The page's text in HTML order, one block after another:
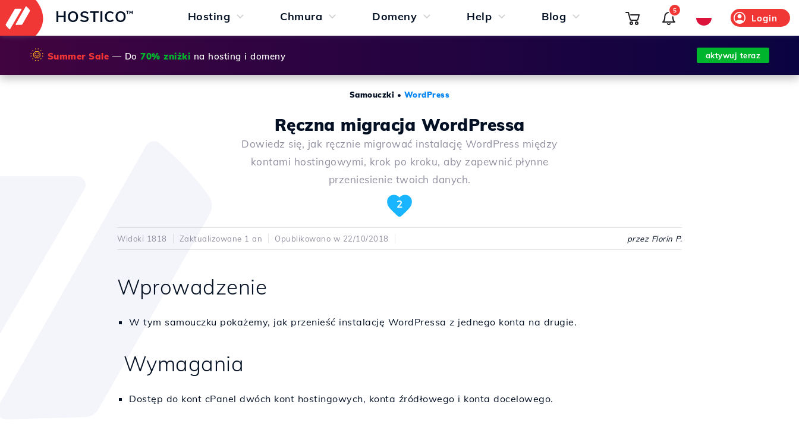
HOSTICO™ Hosting Chmura Domeny Help Blog Login
5
🌞 Summer Sale — Do 70% zniżki na hosting i domeny aktywuj teraz
Samouczki • WordPress
Ręczna migracja WordPressa
Dowiedz się, jak ręcznie migrować instalację WordPress między
kontami hostingowymi, krok po kroku, aby zapewnić płynne
przeniesienie twoich danych.
2
Widoki 1818 Zaktualizowane 1 an Opublikowano w 22/10/2018 przez Florin P.
Wprowadzenie
W tym samouczku pokażemy, jak przenieść instalację WordPressa z jednego konta na drugie.
Wymagania
Dostęp do kont cPanel dwóch kont hostingowych, konta źródłowego i konta docelowego.